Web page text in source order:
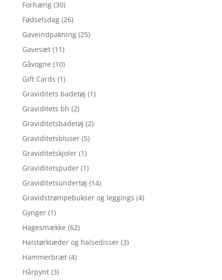
Forhæng (30)
Fødselsdag (26)
Gaveindpakning (25)
Gavesæt (11)
Gåvogne (10)
Gift Cards (1)
Graviditets badetøj (1)
Graviditets bh (2)
Graviditetsbadetøj (2)
Graviditetsbluser (5)
Graviditetskjoler (1)
Graviditetspuder (1)
Graviditetsundertøj (14)
Gravidstrømpebukser og leggings (4)
Gynger (1)
Hagesmække (62)
Halstørklæder og halsedisser (3)
Hammerbræt (4)
Hårpynt (3)